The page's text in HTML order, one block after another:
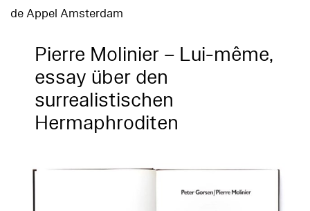
de Appel Amsterdam
Pierre Molinier – Lui-même,
essay über den
surrealistischen
Hermaphroditen